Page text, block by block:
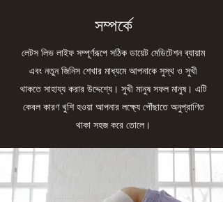
সম্পর্কে
লেটস লিভ লাইফ সম্পূর্ণরূপে সঠিক ডায়েট মেডিটেশন ব্যায়াম
এবং নতুন জিনিস শেখার মাধ্যমে আপনাকে সুস্থ ও সুখী
থাকতে সাহায্য করার উদ্দেশ্যে। সুখী মানুষ সফল মানুষ। এটি
কেবল কারণ খুশি হওয়া আপনার লক্ষ্যে পৌঁছাতে অনুপ্রাণিত
থাকা সহজ করে তোলে।